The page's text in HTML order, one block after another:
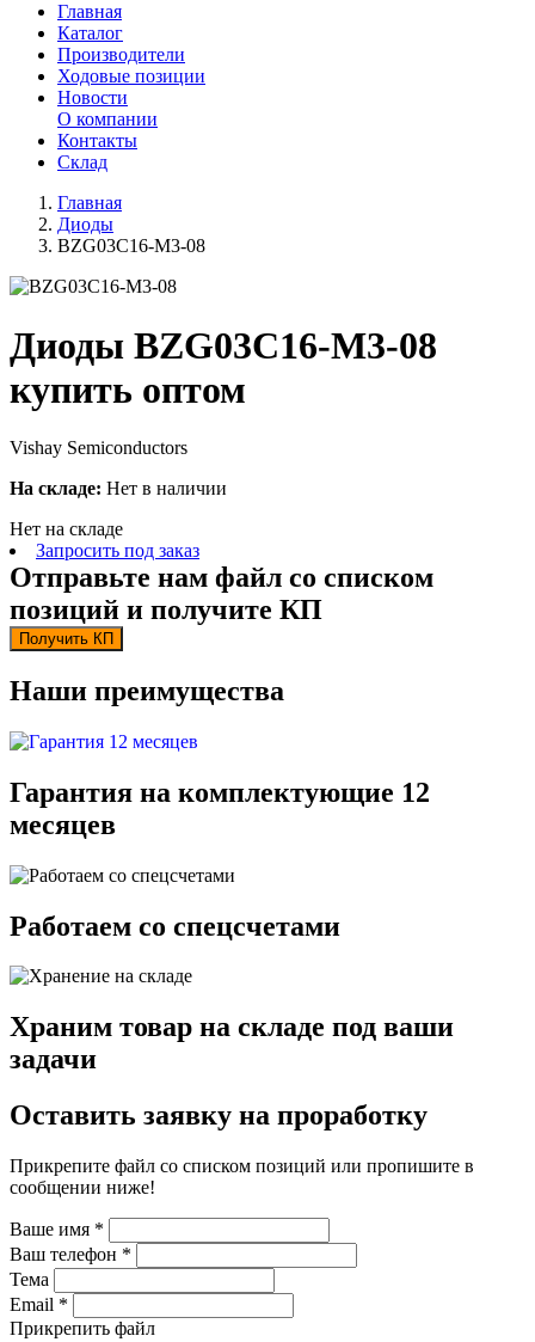
Главная
Каталог
Производители
Ходовые позиции
Новости
О компании
Контакты
Склад
Главная
Диоды
BZG03C16-M3-08
Диоды BZG03C16-M3-08
купить оптом
Vishay Semiconductors
На складе: Нет в наличии
Нет на складе
Запросить под заказ
Отправьте нам файл со списком
позиций и получите КП
Получить КП
Наши преимущества
Гарантия на комплектующие 12
месяцев
Работаем со спецсчетами
Храним товар на складе под ваши
задачи
Оставить заявку на проработку
Прикрепите файл со списком позиций или пропишите в
сообщении ниже!
Ваше имя *
Ваш телефон *
Тема
Email *
Прикрепить файл